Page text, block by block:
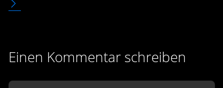
Einen Kommentar schreiben